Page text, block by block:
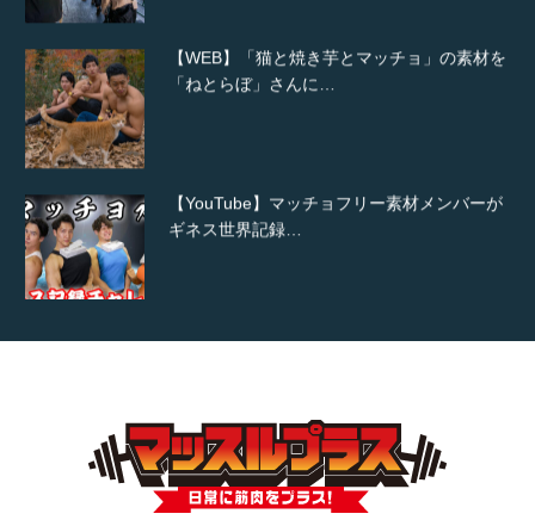
【WEB】「猫と焼き芋とマッチョ」の素材を
「ねとらぼ」さんに…
【YouTube】マッチョフリー素材メンバーが
ギネス世界記録…
【TV】TBS番組「ひるおび」にてマッスルプ
TOKYO FMラジオ番組「ONE MORNING」
で紹介さ…